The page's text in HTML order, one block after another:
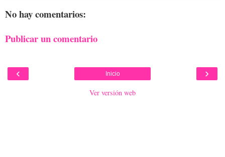
No hay comentarios:
Publicar un comentario
‹ ›
Inicio
Ver versión web